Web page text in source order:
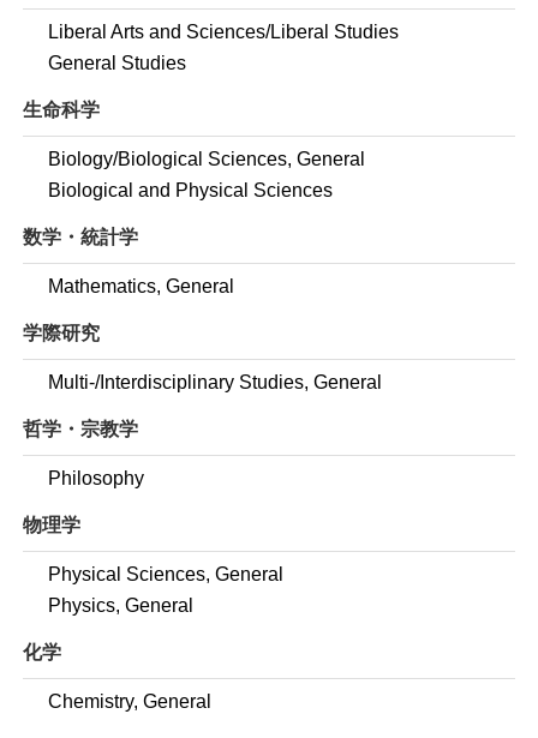
Liberal Arts and Sciences/Liberal Studies
General Studies
生命科学
Biology/Biological Sciences, General
Biological and Physical Sciences
数学・統計学
Mathematics, General
学際研究
Multi-/Interdisciplinary Studies, General
哲学・宗教学
Philosophy
物理学
Physical Sciences, General
Physics, General
化学
Chemistry, General